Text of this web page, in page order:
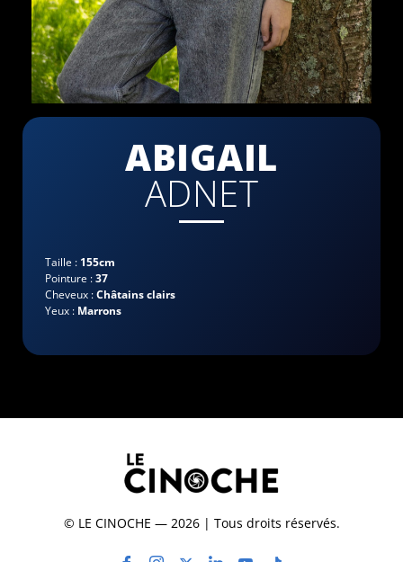
ABIGAIL
ADNET
Taille : 155cm
Pointure :37
Cheveux :Châtains clairs
Yeux : Marrons
© LE CINOCHE — 2026 | Tous droits réservés.